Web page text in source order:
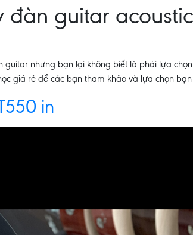
đàn guitar
nhưng bạn lại không biết là phải lựa
giá rẻ để các bạn tham khảo và lựa chọn bạn
in